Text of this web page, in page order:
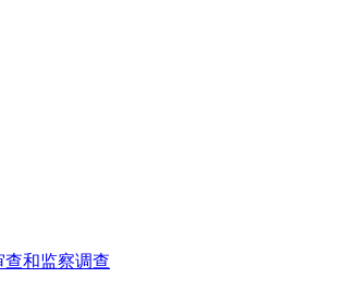
和监察调查